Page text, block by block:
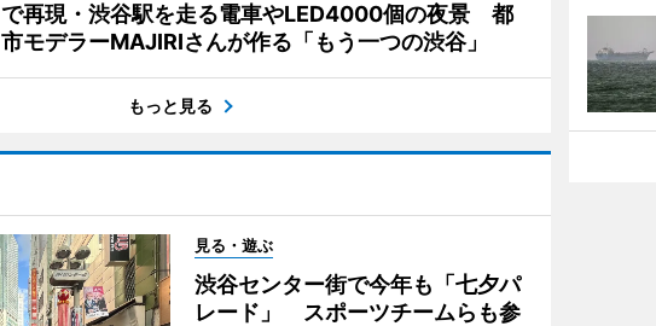
で再現・渋谷駅を走る電車やLED4000個の夜景 都
市モデラーMAJIRIさんが作る「もう一つの渋谷」
もっと見る
見る・遊ぶ
渋谷センター街で今年も「七夕パ
レード」 スポーツチームらも参